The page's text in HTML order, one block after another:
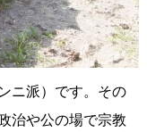
ニ派）です。その
治や公の場で宗教